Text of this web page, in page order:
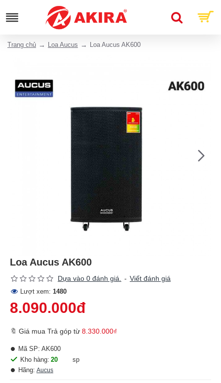
Trang chủ Loa Aucus Loa Aucus AK600
Loa Aucus AK600
Dựa vào 0 đánh giá. - Viết đánh giá
Lượt xem: 1480
8.090.000đ
🔖 Giá mua Trả góp từ 8.330.000₫
Kho hàng: 20
sp
Hãng: Aucus
Mã SP: AK600